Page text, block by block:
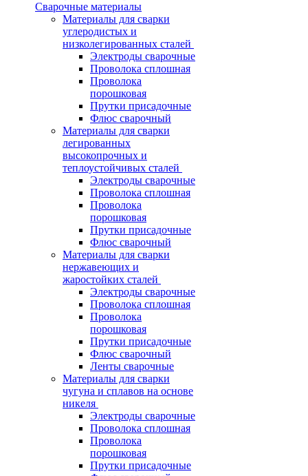
Сварочные материалы
Материалы для сварки
углеродистых и
низколегированных сталей
Электроды сварочные
Проволока сплошная
Проволока
порошковая
Прутки присадочные
Флюс сварочный
Материалы для сварки
легированных
высокопрочных и
теплоустойчивых сталей
Электроды сварочные
Проволока сплошная
Проволока
порошковая
Прутки присадочные
Флюс сварочный
Материалы для сварки
нержавеющих и
жаростойких сталей
Электроды сварочные
Проволока сплошная
Проволока
порошковая
Прутки присадочные
Флюс сварочный
Ленты сварочные
Материалы для сварки
чугуна и сплавов на основе
никеля
Электроды сварочные
Проволока сплошная
Проволока
порошковая
Прутки присадочные